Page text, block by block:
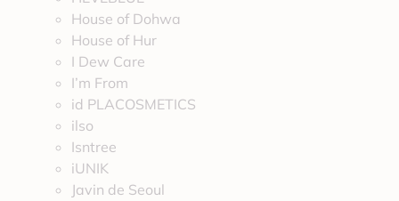
House of Dohwa
House of Hur
I Dew Care
I’m From
id PLACOSMETICS
ilso
Isntree
iUNIK
Javin de Seoul